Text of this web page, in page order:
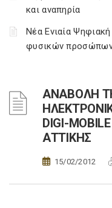
και αναπηρία
Νέα Ενιαία
φυσικών
ΑΝΑΒΟΛΗ
DIGI-
ΑΤΤΙΚΗΣ
15/02/2012